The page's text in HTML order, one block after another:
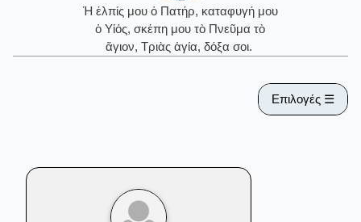
Ἡ ἐλπίς μου ὁ Πατήρ, καταφυγή μου
ὁ Υἱός, σκέπη μου τὸ Πνεῦμα τὸ
ἅγιον, Τριὰς ἁγία, δόξα σοι.
Επιλογές ☰